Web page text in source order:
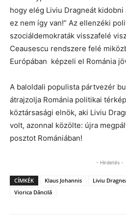
hogy elég Liviu Dragneát
ez nem így van!” Az ellenzéki
szociáldemokraták visszafelé
Ceausescu rendszere felé
Európában képzeli el Románia
A baloldali populista pártvezér
átrajzolja Románia politikai
köztársasági elnök, aki Liviu
volt, azonnal közölte: újra
posztot Romániában!
- Hirdetés -
CÍMKÉK Klaus Johannis Liviu
Viorica Dăncilă